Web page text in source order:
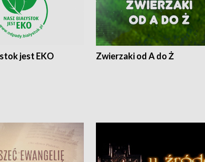
jest EKO Zwierzaki od A do Ż